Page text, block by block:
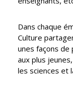
Dans chaque
Culture
unes façons
aux plus
les sciences et